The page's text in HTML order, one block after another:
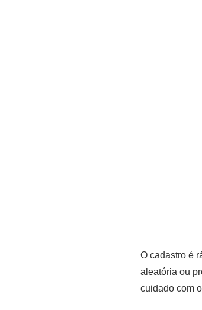
O cadastro é
aleatória ou
cuidado com